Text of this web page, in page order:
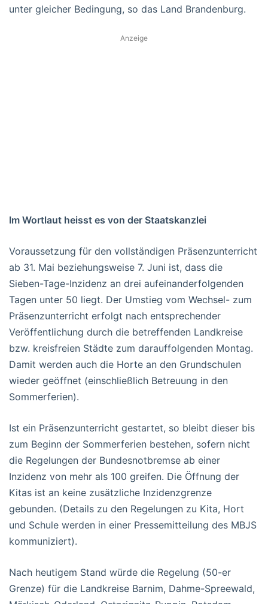
unter gleicher Bedingung, so das Land Brandenburg.
Anzeige
Im Wortlaut heisst es von der Staatskanzlei
Voraussetzung für den vollständigen Präsenzunterricht
ab 31. Mai beziehungsweise 7. Juni ist, dass die
Sieben-Tage-Inzidenz an drei aufeinanderfolgenden
Tagen unter 50 liegt. Der Umstieg vom Wechsel- zum
Präsenzunterricht erfolgt nach entsprechender
Veröffentlichung durch die betreffenden Landkreise
bzw. kreisfreien Städte zum darauffolgenden Montag.
Damit werden auch die Horte an den Grundschulen
wieder geöffnet (einschließlich Betreuung in den
Sommerferien).
Ist ein Präsenzunterricht gestartet, so bleibt dieser bis
zum Beginn der Sommerferien bestehen, sofern nicht
die Regelungen der Bundesnotbremse ab einer
Inzidenz von mehr als 100 greifen. Die Öffnung der
Kitas ist an keine zusätzliche Inzidenzgrenze
gebunden. (Details zu den Regelungen zu Kita, Hort
und Schule werden in einer Pressemitteilung des MBJS
kommuniziert).
Nach heutigem Stand würde die Regelung (50-er
Grenze) für die Landkreise Barnim, Dahme-Spreewald,